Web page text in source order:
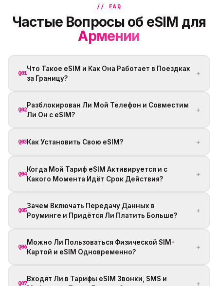
// FAQ
Частые Вопросы об eSIM для
Армении
Q01
Что Такое eSIM и Как Она Работает в Поездках
за Границу?
+
Q02
Разблокирован Ли Мой Телефон и Совместим
Ли Он с eSIM?
+
Q03Как Установить Свою eSIM? +
Q04
Когда Мой Тариф eSIM Активируется и с
Какого Момента Идёт Срок Действия?
+
Q05
Зачем Включать Передачу Данных в
Роуминге и Придётся Ли Платить Больше?
+
Q06
Можно Ли Пользоваться Физической SIM-
Картой и eSIM Одновременно?
+
Q07
Входят Ли в Тарифы eSIM Звонки, SMS и
+